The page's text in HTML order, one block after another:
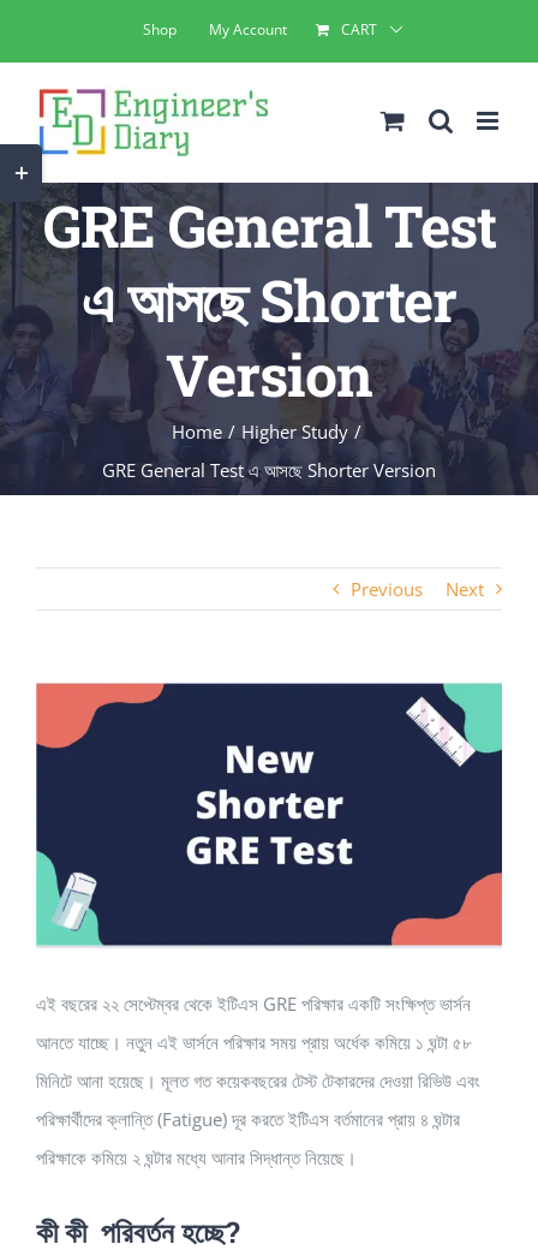
to
content
Shop My Account CART
GRE General Test
এ আসছে Shorter
Version
Home
Higher Study
GRE General Test এ আসছে Shorter Version
Previous Next
Larger
এই বছরের ২২ সেপ্টেম্বর থেকে ইটিএস GRE পরিক্ষার একটি সংক্ষিপ্ত ভার্সন
আনতে যাচ্ছে। নতুন এই ভার্সনে পরিক্ষার সময় প্রায় অর্ধেক কমিয়ে ১ ঘন্টা ৫৮
মিনিটে আনা হয়েছে। মূলত গত কয়েকবছরের টেস্ট টেকারদের দেওয়া রিভিউ এবং
পরিক্ষার্থীদের ক্লান্তি (Fatigue) দূর করতে ইটিএস বর্তমানের প্রায় ৪ ঘন্টার
পরিক্ষাকে কমিয়ে ২ ঘন্টার মধ্যে আনার সিদ্ধান্ত নিয়েছে।
কী কী পরিবর্তন হচ্ছে?
Toggle
Sliding
Bar
Area